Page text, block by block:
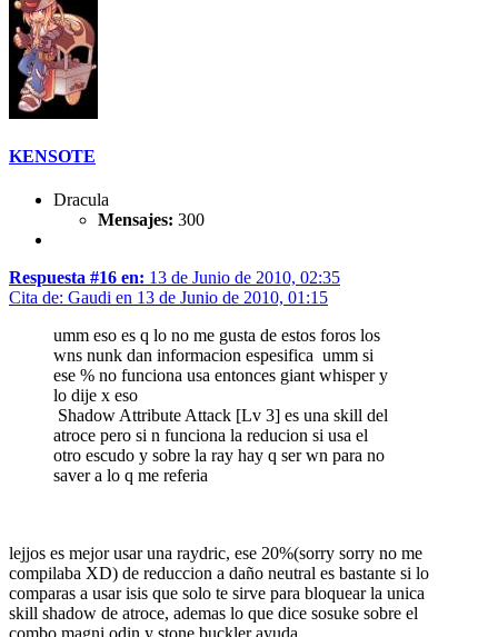
KENSOTE
Dracula
Mensajes: 300
Respuesta #16 en: 13 de Junio de 2010, 02:35
Cita de: Gaudi en 13 de Junio de 2010, 01:15
umm eso es q lo no me gusta de estos foros los
wns nunk dan informacion espesifica umm si
ese % no funciona usa entonces giant whisper y
lo dije x eso
Shadow Attribute Attack [Lv 3] es una skill del
atroce pero si n funciona la reducion si usa el
otro escudo y sobre la ray hay q ser wn para no
saver a lo q me referia
lejjos es mejor usar una raydric, ese 20%(sorry sorry no me
compilaba XD) de reduccion a daño neutral es bastante si lo
comparas a usar isis que solo te sirve para bloquear la unica
skill shadow de atroce, ademas lo que dice sosuke sobre el